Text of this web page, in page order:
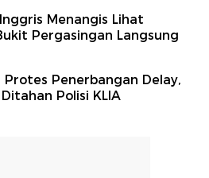
Menangis Lihat
Pergasingan Langsung
Protes Penerbangan Delay,
Polisi KLIA